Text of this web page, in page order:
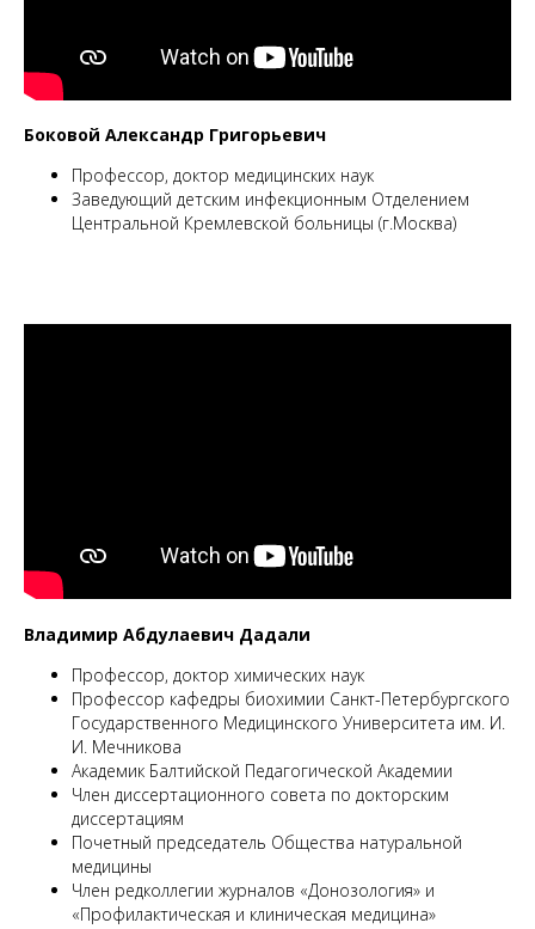
Боковой Александр Григорьевич
Профессор, доктор медицинских наук
Заведующий детским инфекционным Отделением
Центральной Кремлевской больницы (г.Москва)
Владимир Абдулаевич Дадали
Профессор, доктор химических наук
Профессор кафедры биохимии Санкт-Петербургского
Государственного Медицинского Университета им. И.
И. Мечникова
Академик Балтийской Педагогической Академии
Член диссертационного совета по докторским
диссертациям
Почетный председатель Общества натуральной
медицины
Член редколлегии журналов «Донозология» и
«Профилактическая и клиническая медицина»